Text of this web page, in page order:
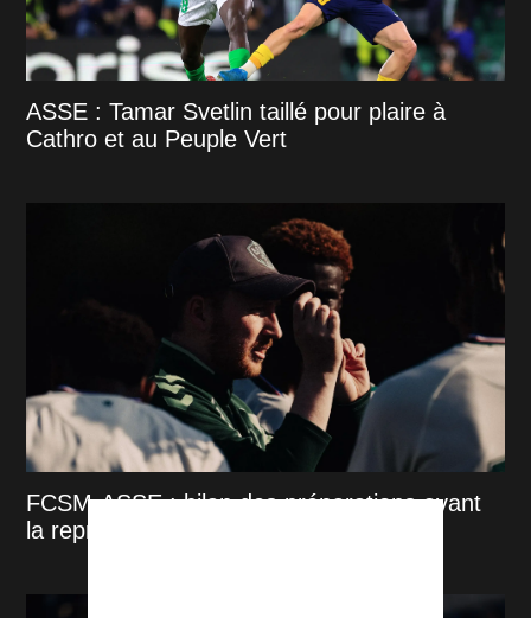
ASSE : Tamar Svetlin taillé pour plaire à
Cathro et au Peuple Vert
FCSM-ASSE : bilan des préparations avant
la reprise de la Ligue 2